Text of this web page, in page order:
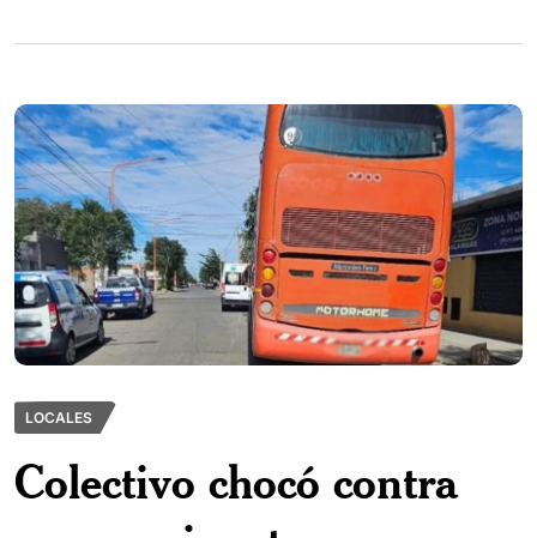
LOCALES
Colectivo chocó contra